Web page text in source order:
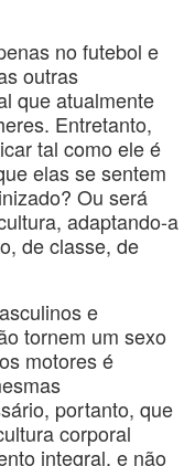
no futebol e
outras
que atualmente
Entretanto,
tal como ele é
elas se sentem
Ou será
adaptando-a
de classe, de
e
tornem um sexo
motores é
portanto, que
corporal
integral, e não